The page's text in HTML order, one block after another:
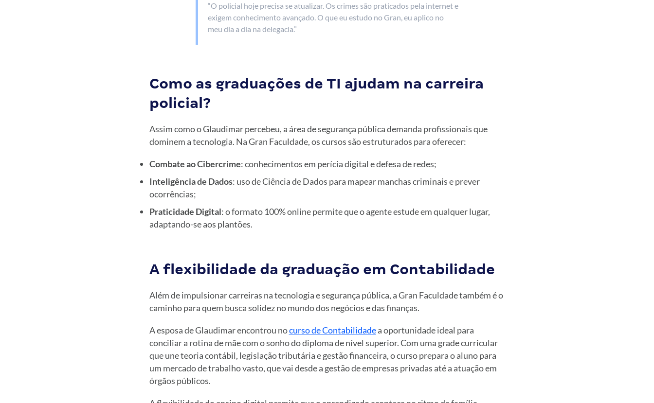
“O policial hoje precisa se atualizar. Os crimes são praticados pela internet e
exigem conhecimento avançado. O que eu estudo no Gran, eu aplico no
meu dia a dia na delegacia.”
Como as graduações de TI ajudam na carreira
policial?
Assim como o Glaudimar percebeu, a área de segurança pública demanda profissionais que
dominem a tecnologia. Na Gran Faculdade, os cursos são estruturados para oferecer:
Combate ao Cibercrime: conhecimentos em perícia digital e defesa de redes;
Inteligência de Dados: uso de Ciência de Dados para mapear manchas criminais e prever
ocorrências;
Praticidade Digital: o formato 100% online permite que o agente estude em qualquer lugar,
adaptando-se aos plantões.
A flexibilidade da graduação em Contabilidade
Além de impulsionar carreiras na tecnologia e segurança pública, a Gran Faculdade também é o
caminho para quem busca solidez no mundo dos negócios e das finanças.
A esposa de Glaudimar encontrou nocurso de Contabilidadea oportunidade ideal para
conciliar a rotina de mãe com o sonho do diploma de nível superior. Com uma grade curricular
que une teoria contábil, legislação tributária e gestão financeira, o curso prepara o aluno para
um mercado de trabalho vasto, que vai desde a gestão de empresas privadas até a atuação em
órgãos públicos.